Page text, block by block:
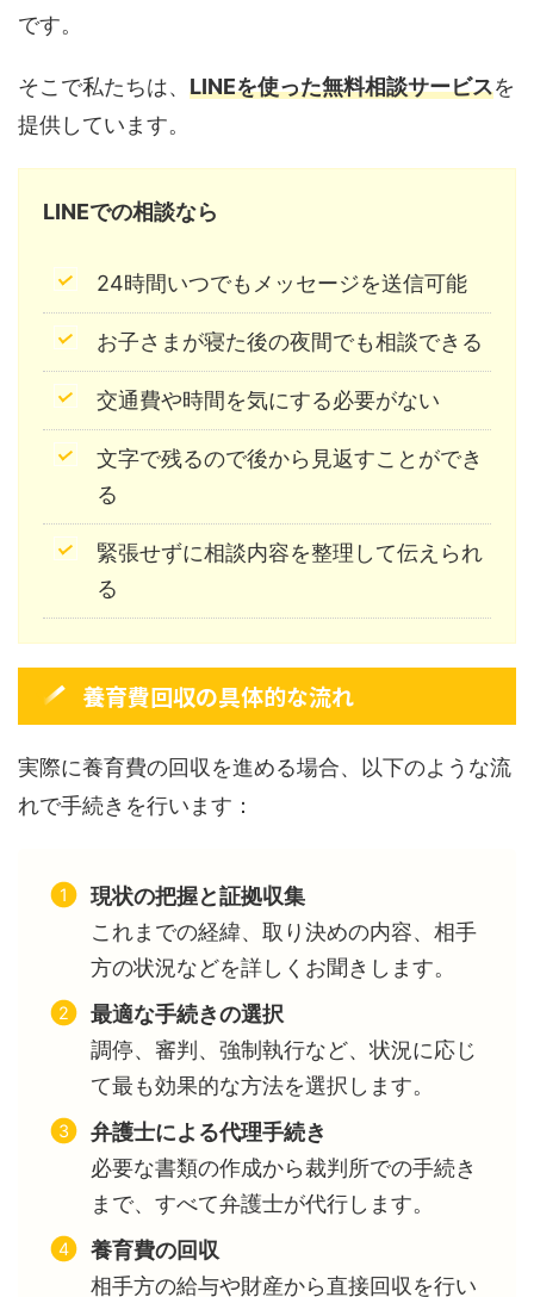
です。
そこで私たちは、 LINEを使った無料相談サービスを
提供しています。
LINEでの相談なら
24時間いつでもメッセージを送信可能
お子さまが寝た後の夜間でも相談できる
交通費や時間を気にする必要がない
文字で残るので後から見返すことができ
る
緊張せずに相談内容を整理して伝えられ
る
養育費回収の具体的な流れ
実際に養育費の回収を進める場合、以下のような流
れで手続きを行います：
現状の把握と証拠収集
これまでの経緯、取り決めの内容、相手
方の状況などを詳しくお聞きします。
最適な手続きの選択
調停、審判、強制執行など、状況に応じ
て最も効果的な方法を選択します。
弁護士による代理手続き
必要な書類の作成から裁判所での手続き
まで、すべて弁護士が代行します。
養育費の回収
相手方の給与や財産から直接回収を行い